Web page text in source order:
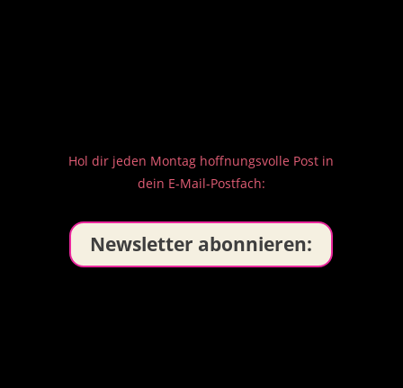
Hol dir jeden Montag hoffnungsvolle Post in
dein E-Mail-Postfach:
Newsletter abonnieren: